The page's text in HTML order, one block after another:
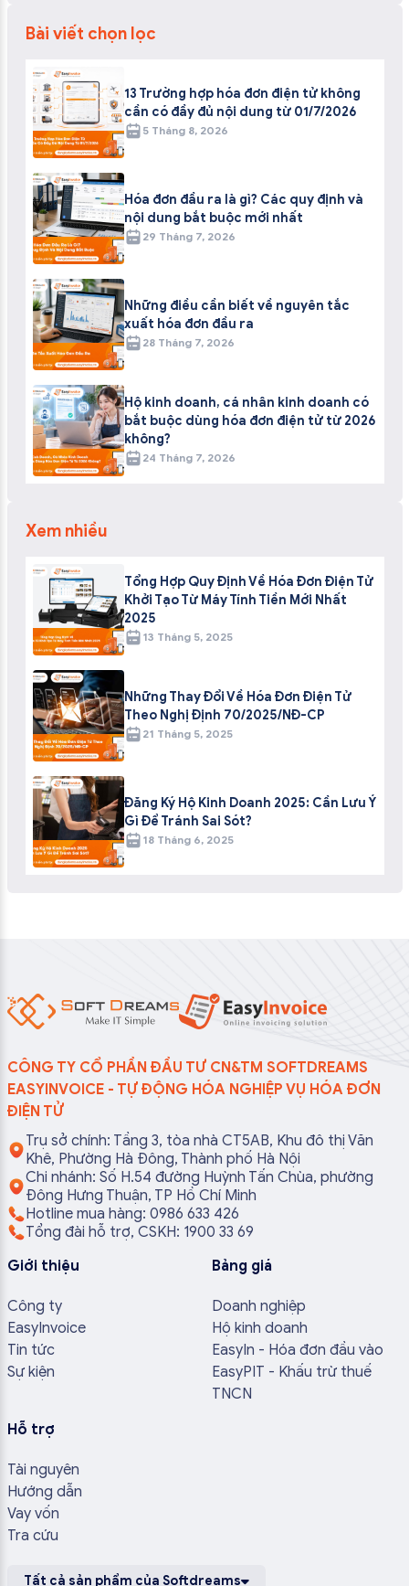
Bài viết chọn lọc
13 Trường hợp hóa đơn điện tử không
cần có đầy đủ nội dung từ 01/7/2026
5 Tháng 8, 2026
Hóa đơn đầu ra là gì? Các quy định và
nội dung bắt buộc mới nhất
29 Tháng 7, 2026
Những điều cần biết về nguyên tắc
xuất hóa đơn đầu ra
28 Tháng 7, 2026
Hộ kinh doanh, cá nhân kinh doanh có
bắt buộc dùng hóa đơn điện tử từ 2026
không?
24 Tháng 7, 2026
Xem nhiều
Tổng Hợp Quy Định Về Hóa Đơn Điện Tử
Khởi Tạo Từ Máy Tính Tiền Mới Nhất
2025
13 Tháng 5, 2025
Những Thay Đổi Về Hóa Đơn Điện Tử
Theo Nghị Định 70/2025/NĐ-CP
21 Tháng 5, 2025
Đăng Ký Hộ Kinh Doanh 2025: Cần Lưu Ý
Gì Để Tránh Sai Sót?
18 Tháng 6, 2025
CÔNG TY CỔ PHẦN ĐẦU TƯ CN&TM SOFTDREAMS
EASYINVOICE - TỰ ĐỘNG HÓA NGHIỆP VỤ HÓA ĐƠN
ĐIỆN TỬ
Trụ sở chính: Tầng 3, tòa nhà CT5AB, Khu đô thị Văn
Khê, Phường Hà Đông, Thành phố Hà Nội
Chi nhánh: Số H.54 đường Huỳnh Tấn Chùa, phường
Đông Hưng Thuận, TP Hồ Chí Minh
Hotline mua hàng: 0986 633 426
Tổng đài hỗ trợ, CSKH: 1900 33 69
Giới thiệu
Công ty
EasyInvoice
Tin tức
Sự kiện
Bảng giá
Doanh nghiệp
Hộ kinh doanh
EasyIn - Hóa đơn đầu vào
EasyPIT - Khấu trừ thuế
TNCN
Hỗ trợ
Tài nguyên
Hướng dẫn
Vay vốn
Tra cứu
Tất cả sản phẩm của Softdreams